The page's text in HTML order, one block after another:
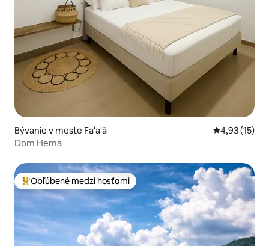
Bývanie v meste Fa'a'ā Priemerné
4,93 (15)
Dom Hema
Najobľúbenejšie medzi hosťami
Obľúbené medzi hosťami